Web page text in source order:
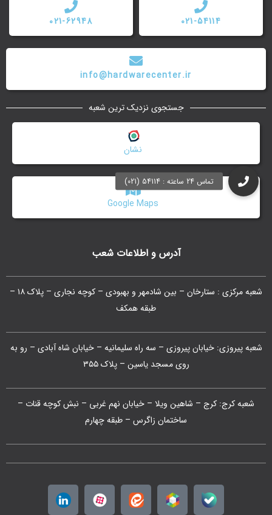
آدرس و اطلاعات شعب
شعبه مرکزی : ستارخان – بین شادمهر و بهبودی – کوچه نجاری – پلاک ۱۸ –
طبقه همکف
شعبه پیروزی: خیابان پیروزی – سه راه سلیمانیه – خیابان شاه آبادی – رو به
روی مسجد یاسین – پلاک ۳۵۵
شعبه کرج: کرج – شاهین ویلا – خیابان نهم غربی – نبش کوچه قنات –
ساختمان زاگرس – طبقه چهارم
021-54114
021-62948
info@hardwarecenter.ir
جستجوی نزدیک ترین شعبه
Google Maps
نشان